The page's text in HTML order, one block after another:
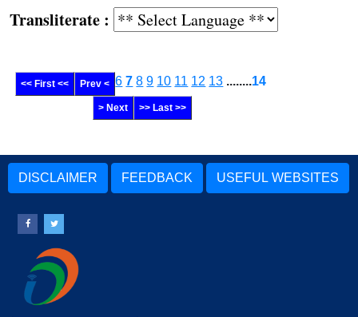
:
<< First << Prev < 6 7 8 9 10 11 12 13 ........14
> Next >> Last >>
DISCLAIMER FEEDBACK USEFUL WEBSITES